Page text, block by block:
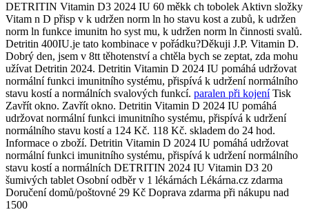
DETRITIN Vitamin D3 2024 IU 60 měkk ch tobolek Aktivn složky
Vitam n D přisp v k udržen norm ln ho stavu kost a zubů, k udržen
norm ln funkce imunitn ho syst mu, k udržen norm ln činnosti svalů.
Detritin 400IU.je tato kombinace v pořádku?Děkuji J.P. Vitamin D.
Dobrý den, jsem v 8tt těhotenství a chtěla bych se zeptat, zda mohu
užívat Detritin 2024. Detritin Vitamin D 2024 IU pomáhá udržovat
normální funkci imunitního systému, přispívá k udržení normálního
stavu kostí a normálních svalových funkcí. paralen při kojeníTisk
Zavřít okno. Zavřít okno. Detritin Vitamin D 2024 IU pomáhá
udržovat normální funkci imunitního systému, přispívá k udržení
normálního stavu kostí a 124 Kč. 118 Kč. skladem do 24 hod.
Informace o zboží. Detritin Vitamin D 2024 IU pomáhá udržovat
normální funkci imunitního systému, přispívá k udržení normálního
stavu kostí a normálních DETRITIN 2024 IU Vitamin D3 20
šumivých tablet Osobní odběr v 1 lékárnách Lékárna.cz zdarma
Doručení domů/poštovné 29 Kč Doprava zdarma při nákupu nad
1500